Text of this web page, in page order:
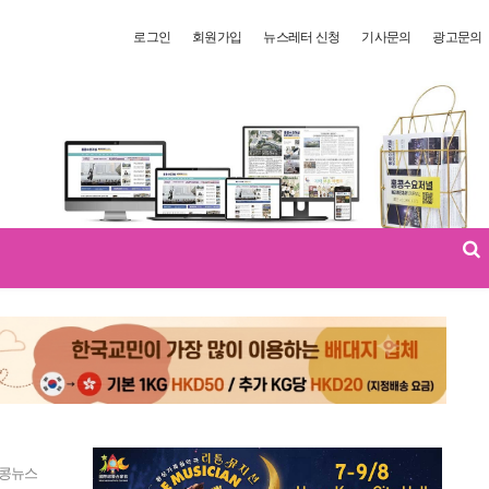
로그인 회원가입 뉴스레터 신청 기사문의 광고문의
뉴스